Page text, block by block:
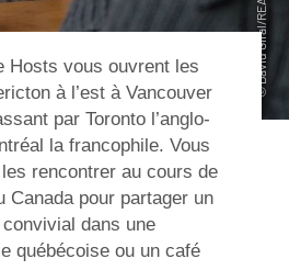
Hosts vous ouvrent les
à l’est à Vancouver
par Toronto l’anglo-
la francophile. Vous
rencontrer au cours de
Canadapour partager un
dans une
québécoise ou un café